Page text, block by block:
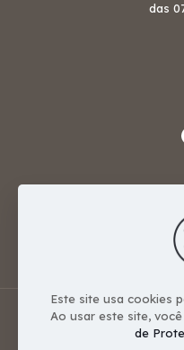
das
Nova
Camara Municipal de
por
Este site usa cookies
Ao usar este site,
de